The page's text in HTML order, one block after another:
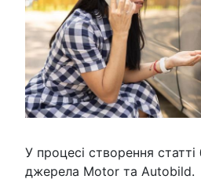
У процесі створення статті
джерела Motor та Autobild.